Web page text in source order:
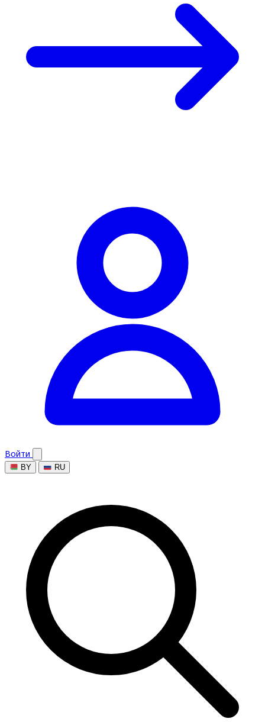
Войти
BY RU